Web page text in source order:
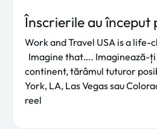
Înscrierile au început
Work and Travel USA is a life-
Imagine that…. Imaginează-ți
continent, tărâmul tuturor
York, LA, Las Vegas sau
reel